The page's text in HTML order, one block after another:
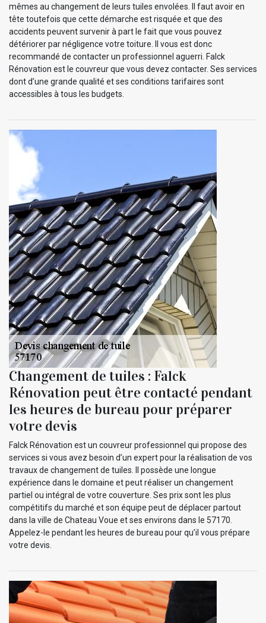
mêmes au changement de leurs tuiles envolées. Il faut avoir en
tête toutefois que cette démarche est risquée et que des
accidents peuvent survenir à part le fait que vous pouvez
détériorer par négligence votre toiture. Il vous est donc
recommandé de contacter un professionnel aguerri. Falck
Rénovation est le couvreur que vous devez contacter. Ses services
dont d’une grande qualité et ses conditions tarifaires sont
accessibles à tous les budgets.
Changement de tuiles : Falck
Rénovation peut être contacté pendant
les heures de bureau pour préparer
votre devis
Falck Rénovation est un couvreur professionnel qui propose des
services si vous avez besoin d’un expert pour la réalisation de vos
travaux de changement de tuiles. Il possède une longue
expérience dans le domaine et peut réaliser un changement
partiel ou intégral de votre couverture. Ses prix sont les plus
compétitifs du marché et son équipe peut de déplacer partout
dans la ville de Chateau Voue et ses environs dans le 57170.
Appelez-le pendant les heures de bureau pour qu’il vous prépare
votre devis.